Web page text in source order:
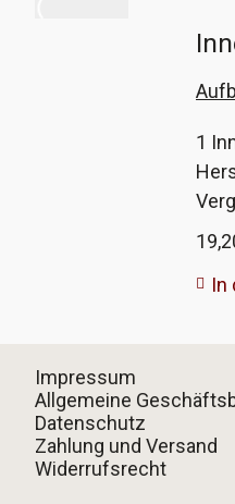
1
In
Impressum
Allgemeine
Datenschutz
Zahlung und Versand
Widerrufsrecht